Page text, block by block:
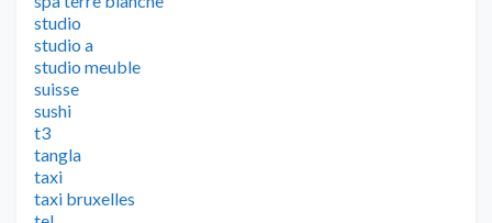
studio
studio a
studio meuble
suisse
sushi
t3
tangla
taxi
taxi bruxelles